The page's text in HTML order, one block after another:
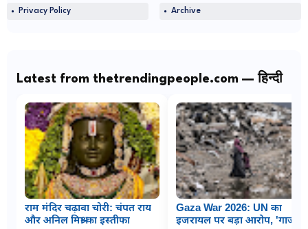
Privacy Policy Archive
Latest from thetrendingpeople.com — हिन्दी
राम मंदिर चढ़ावा चोरी: चंपत राय
और अनिल मिश्रा का इस्तीफा
Gaza War 2026: UN का
इजरायल पर बड़ा आरोप, 'गाजा में